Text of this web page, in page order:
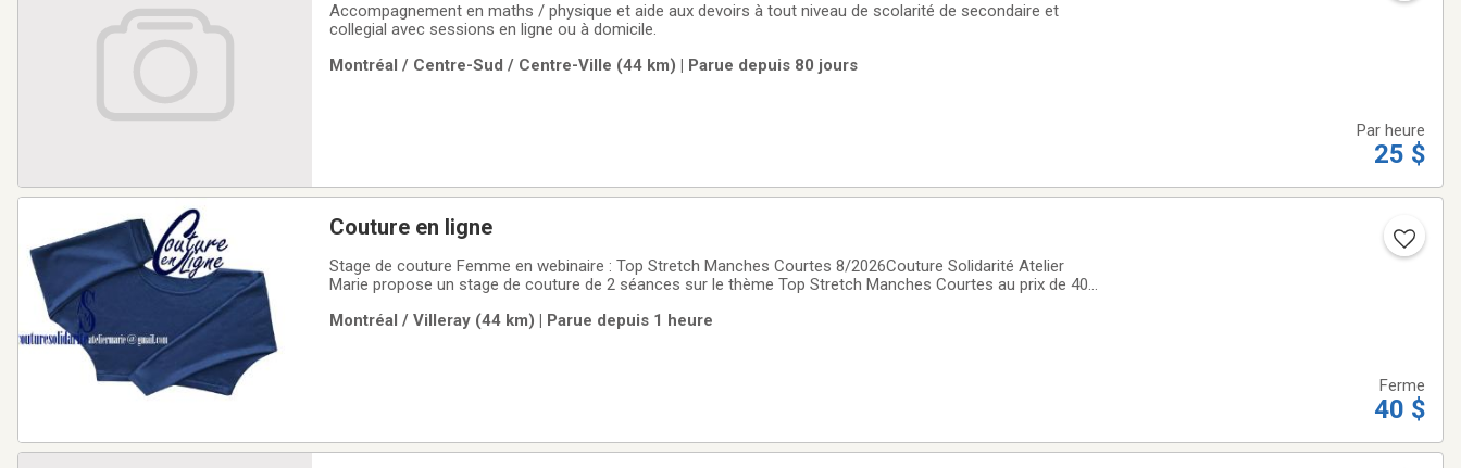
Accompagnement en maths / physique et aide aux devoirs à tout niveau de scolarité de secondaire et
collegial avec sessions en ligne ou à domicile.
Montréal / Centre-Sud / Centre-Ville (44 km) | Parue depuis 80 jours
Par heure
25 $
Couture en ligne
Stage de couture Femme en webinaire : Top Stretch Manches Courtes 8/2026Couture Solidarité Atelier
Marie propose un stage de couture de 2 séances sur le thème Top Stretch Manches Courtes au prix de 40$
et + Séance gratuite d’infos organisée le
Montréal / Villeray (44 km) | Parue depuis 1 heure
Ferme
40 $